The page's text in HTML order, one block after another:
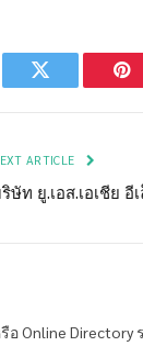
Twitter
ARTICLE
ษัท ยู.เอส.เอเชีย
Online